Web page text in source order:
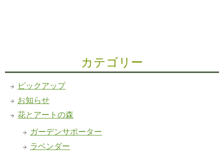
カテゴリー
ピックアップ
お知らせ
花とアートの森
ガーデンサポーター
ラベンダー